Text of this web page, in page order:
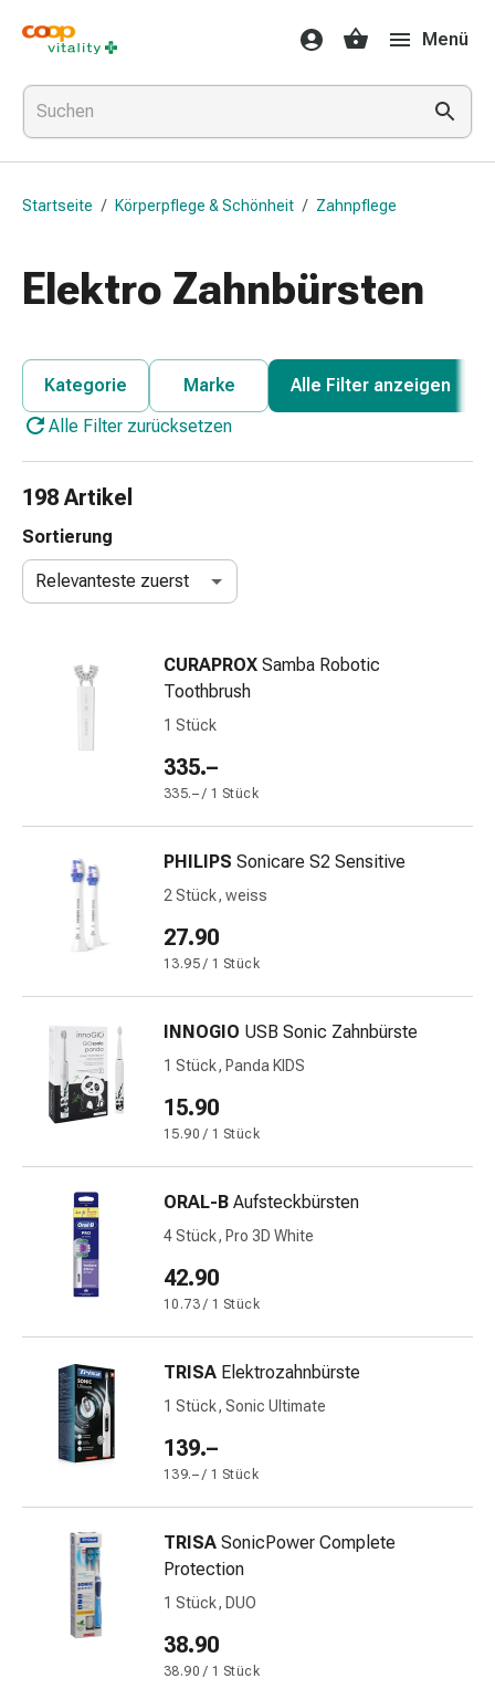
Medikamente
&
Gesundheit
Grippe
&
Erkältung
Grippe-
Erkältung
Medikamente
Bronchitis
Inhalationsgeräte
Schnupfen
Wund-
Elastische
Wundbinden
Kompressen
Fixationspflaster
Gazen
Kompressionsbinden
Pflaster
Tapes
Zubehör
Netzverbände
Verbandsmaterial
Sonnenbrand
Verbandwechsel-
Sets
Wundbehandlung
Wundsprays
Wundverschlussstreifen
kleber
Ziehsalbe
Tupfer
Ohren
Augen
Ohrenbeschwerden
Ohrenpflege
Augentropfen
Augenverbände
Augenhygiene
Menü
Startseite / Körperpflege & Schönheit / Zahnpflege
Elektro Zahnbürsten
Kategorie Marke
Alle Filter anzeigen
Alle Filter zurücksetzen
198 Artikel
Sortierung
Relevanteste zuerst
CURAPROX Samba Robotic
Toothbrush
1 Stück
335.–
335.– / 1 Stück
PHILIPS Sonicare S2 Sensitive
2 Stück, weiss
27.90
13.95 / 1 Stück
INNOGIO USB Sonic Zahnbürste
1 Stück, Panda KIDS
15.90
15.90 / 1 Stück
ORAL-B Aufsteckbürsten
4 Stück, Pro 3D White
42.90
10.73 / 1 Stück
TRISA Elektrozahnbürste
1 Stück, Sonic Ultimate
139.–
139.– / 1 Stück
TRISA SonicPower Complete
Protection
1 Stück, DUO
38.90
38.90 / 1 Stück